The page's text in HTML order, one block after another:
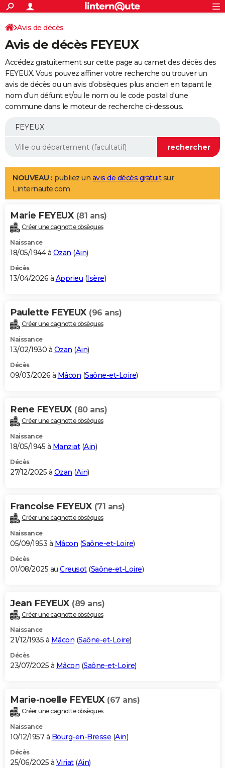
ACTUALITÉS
Politique
Société
Faits Divers
Education
Monde
Villes
+
SPORT
Coupe du monde 2026
Football
Tennis
Cyclisme
Rugby
Forum
Programme TV
TNT
Streaming
Cinéma
Sorties cinéma
Musique
+
FINANCE
Retraite
Epargne
Immobilier
Risques naturels par ville
Banque
Assurance
AUTO
Essais
Réserver un essai
Citadines
Berlines
SUV
Forum auto
+
Mobiles
Meilleur smartphone
Internet
Ordinateurs
Jeux vidéo
Guide high-tech
Aménagement intérieur
LIFESTYLE
Art de vivre
Bien-être
Loisirs
Mode
Modes de vie
Alimentation
Guide de la santé
Maladies
Médicaments
Sommeil
VOYAGE
Destinations
City break
Voyage nature
Voyage de noces
Forum
Climat
+PHOTO
GUIDES D'ACHAT
BONS PLANS
Carte de Noël
Carte Bonne année
Carte Saint-Valentin
Carte Pâques
Carte d'anniversaire
DICTIONNAIRE
Dictionnaire
Biographies
Citations
Expressions
Proverbes
PROGRAMME TV
S'inscrire
Se connecter
Lycées
Collèges
Primaires
Universités
Entreprises
Service militaire
Avis de recherche
AVIS DE DÉCÈS
Bricolage
Lifestyle
Culture
Sport
Auto
Television
Voyage
Cinema
Avis de décès
Avis de décès FEYEUX
Accédez gratuitement sur cette page au carnet des décès des
FEYEUX. Vous pouvez affiner votre recherche ou trouver un
avis de décès ou un avis d'obsèques plus ancien en tapant le
nom d'un défunt et/ou le nom ou le code postal d'une
commune dans le moteur de recherche ci-dessous.
NOUVEAU : publiez un avis de décès gratuitsur
Linternaute.com
Marie FEYEUX (81 ans)
Créer une cagnotte obsèques
Naissance
18/05/1944 à Ozan (Ain)
Décès
13/04/2026 à Apprieu (Isère)
Paulette FEYEUX (96 ans)
Créer une cagnotte obsèques
Naissance
13/02/1930 à Ozan (Ain)
Décès
09/03/2026 à Mâcon (Saône-et-Loire)
Rene FEYEUX (80 ans)
Créer une cagnotte obsèques
Naissance
18/05/1945 à Manziat(Ain)
Décès
27/12/2025 à Ozan (Ain)
Francoise FEYEUX (71 ans)
Créer une cagnotte obsèques
Naissance
05/09/1953 à Mâcon (Saône-et-Loire)
Décès
01/08/2025 au Creusot(Saône-et-Loire)
Jean FEYEUX (89 ans)
Créer une cagnotte obsèques
Naissance
21/12/1935 à Mâcon (Saône-et-Loire)
Décès
23/07/2025 à Mâcon (Saône-et-Loire)
Marie-noelle FEYEUX (67 ans)
Créer une cagnotte obsèques
Naissance
10/12/1957 à Bourg-en-Bresse (Ain)
Décès
25/06/2025 à Viriat(Ain)